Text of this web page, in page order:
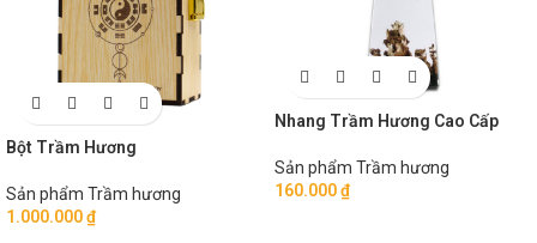
Bột Trầm Hương
Sản phẩm Trầm hương
1.000.000₫
Nhang Trầm Hương Cao Cấp
Sản phẩm Trầm hương
160.000₫